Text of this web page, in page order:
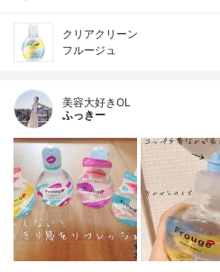
クリアクリーン
フルージュ
美容大好きOL
ふっきー